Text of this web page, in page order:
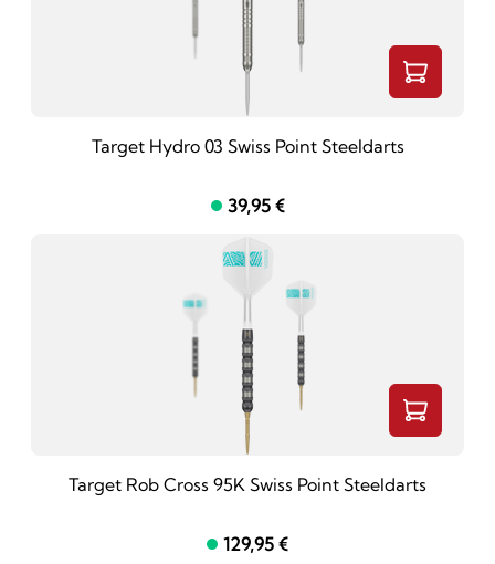
Target Hydro 03 Swiss Point Steeldarts
39,95 €
Target Rob Cross 95K Swiss Point Steeldarts
129,95 €